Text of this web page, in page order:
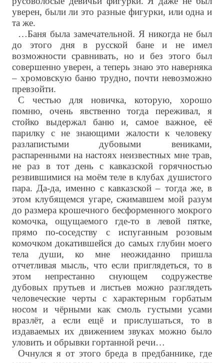
уверен, были ли это разные фигурки, или одна и
та же.
…Баня была замечательной. Я никогда не был
до этого дня в русской бане и не имел
возможности сравнивать, но и без этого был
совершенно уверен, а теперь знаю это наверняка
– хромовскую баню трудно, почти невозможно
превзойти.
С честью для новичка, которую, хорошо
помню, очень явственно тогда переживал, я
стойко выдержал баню и, самое важное, её
парилку с не знающими жалости к человеку
разлапистыми дубовыми вениками,
распаренными на настоях неизвестных мне трав,
не раз в тот день с кавказской горячностью
резвившимися на моём теле в клубах душистого
пара. Да-да, именно с кавказской – тогда же, в
этом клубящемся угаре, сжимавшем мой разум
до размера крошечного бесформенного мокрого
комочка, ощущаемого где-то в левой пятке,
прямо по-соседству с испуганным розовым
комочком докатившейся до самых глубин моего
тела души, ко мне неожиданно пришла
отчетливая мысль, что если приглядеться, то в
этом непрестанно снующем содружестве
дубовых прутьев и листьев можно разглядеть
человеческие черты с характерным горбатым
носом и чёрными как смоль густыми усами
вразлёт, а если ещё и прислушаться, то в
издаваемых их движением звуках можно было
уловить и обрывки гортанной речи…
Очнулся я от этого бреда в предбаннике, где